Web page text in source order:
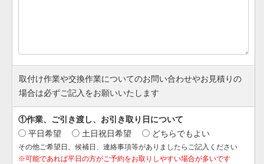
取付け作業や交換作業についてのお問い合わせやお見積りの
場合は必ずご記入をお願いいたします
①作業、ご引き渡し、お引き取り日について
平日希望
土日祝日希望 どちらでもよい
その他ご希望日、候補日、連絡事項等がありましたらご記入ください
※可能であれば平日の方がご予約をお取りしやすい場合が多いです